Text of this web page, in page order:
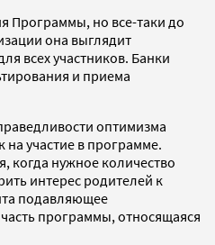
Программы, но все-таки до
она выглядит
всех участников. Банки
и приема
оптимизма
на участие в программе.
когда нужное количество
интерес родителей к
подавляющее
программы, относящаяся